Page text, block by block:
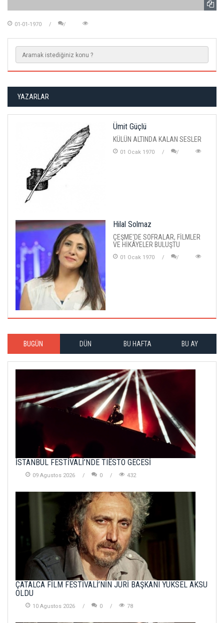
01-01-1970
YAZARLAR
Ümit Güçlü
KÜLÜN ALTINDA KALAN SESLER
01 Ocak 1970
Hilal Solmaz
ÇEŞME'DE SOFRALAR, FİLMLER
VE HİKÂYELER BULUŞTU
01 Ocak 1970
BUGÜN DÜN BU HAFTA BU AY
İSTANBUL FESTİVALİ’NDE TIËSTO GECESİ
09 Agustos 2026 0 432
ÇATALCA FİLM FESTİVALİ’NİN JÜRİ BAŞKANI YÜKSEL AKSU
OLDU
10 Agustos 2026 0 78